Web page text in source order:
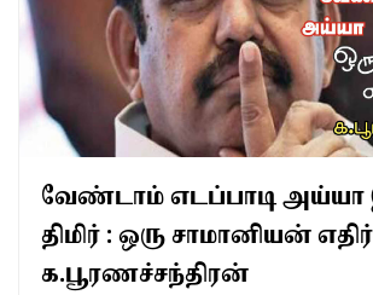
வேண்டாம் எடப்பாடி அய்யா
திமிர் : ஒரு சாமானியன்
க.பூரணச்சந்திரன்